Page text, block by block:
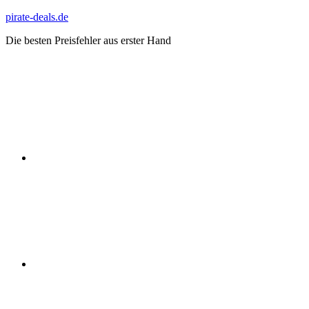
Zum
springen
pirate-deals.de
Die besten Preisfehler aus erster Hand